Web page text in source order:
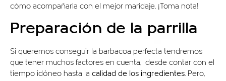
cómo acompañarla con el mejor maridaje. ¡Toma nota!
Preparación de la parrilla
Si queremos conseguir la barbacoa perfecta tendremos
que tener muchos factores en cuenta, desde contar con el
tiempo idóneo hasta la calidad de los ingredientes. Pero,